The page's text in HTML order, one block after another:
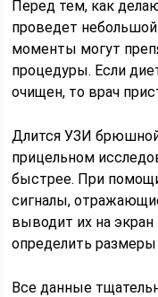
Перед тем, как
проведет
моменты могут
процедуры. Если
очищен, то врач
Длится УЗИ брюшной
прицельном
быстрее. При
сигналы,
выводит их на экран
определить размеры
Все данные